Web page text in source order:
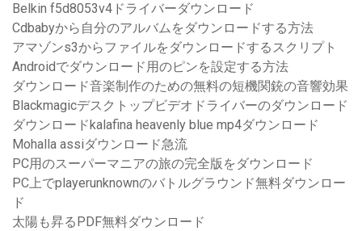
Belkin f5d8053v4ドライバーダウンロード
Cdbabyから自分のアルバムをダウンロードする方法
アマゾンs3からファイルをダウンロードするスクリプト
Androidでダウンロード用のピンを設定する方法
ダウンロード音楽制作のための無料の短機関銃の音響効果
Blackmagicデスクトップビデオドライバーのダウンロード
ダウンロードkalafina heavenly blue mp4ダウンロード
Mohalla assiダウンロード急流
PC用のスーパーマニアの旅の完全版をダウンロード
PC上でplayerunknownのバトルグラウンド無料ダウンロー
ド
太陽も昇るPDF無料ダウンロード